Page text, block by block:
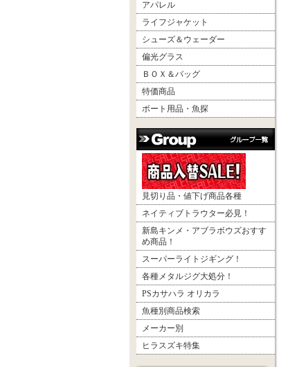
アパレル
ライフジャケット
シューズ＆ウェーダー
偏光グラス
ＢＯＸ＆バッグ
特価商品
ボート用品・魚探
見切り品・値下げ商品各種
ネイティブトラウター必見！
新島キンメ・アブラボウズおすす
め商品！
スーパーライトジギング！
各種メタルジグ大処分！
PSカサハラ オリカラ
魚種別商品検索
メーカー別
ヒラスズキ特集